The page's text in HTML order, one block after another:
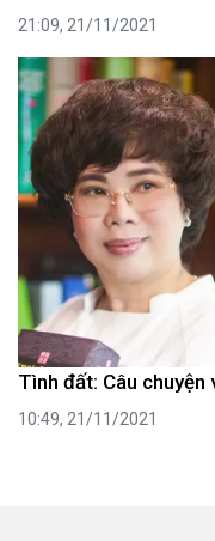
21:09, 21/11/2021
Tình đất: Câu chuyện
10:49, 21/11/2021